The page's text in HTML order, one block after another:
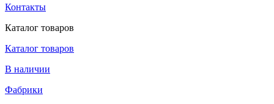
Контакты
Каталог товаров
Каталог товаров
В наличии
Фабрики